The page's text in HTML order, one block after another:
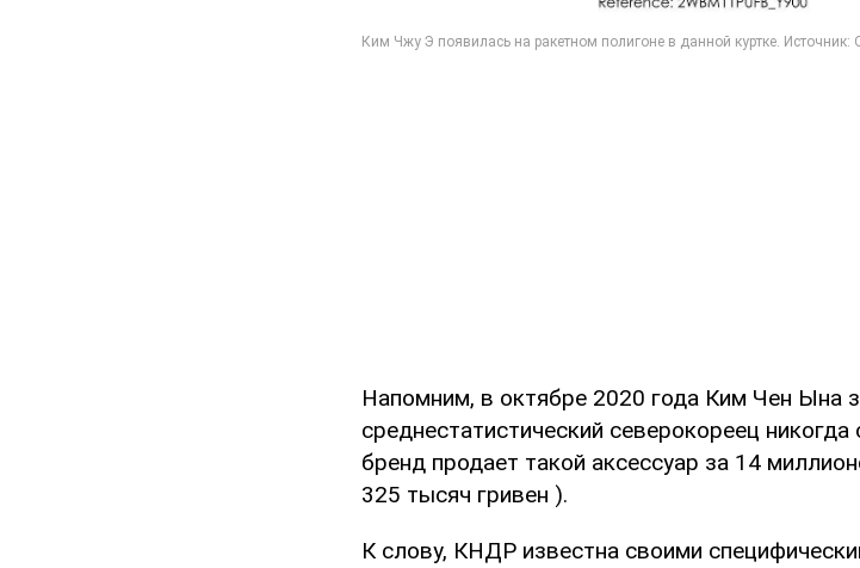
Напомним, в октябре 2020 года Ким Чен Ына
среднестатистический северокореец
бренд продает такой аксессуар за 14
325 тысяч гривен ).
К слову, КНДР известна своими